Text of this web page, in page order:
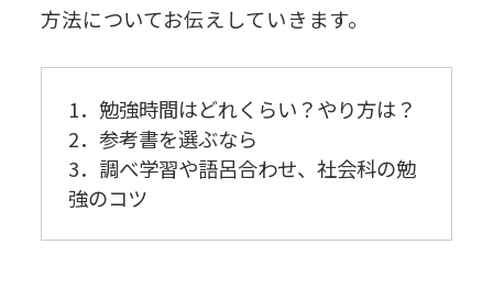
方法についてお伝えしていきます。
1．勉強時間はどれくらい？やり方は？
2．参考書を選ぶなら
3．調べ学習や語呂合わせ、社会科の勉
強のコツ